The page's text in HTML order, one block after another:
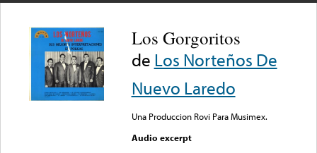
Los Gorgoritos
de Los Norteños De
Nuevo Laredo
Una Produccion Rovi Para Musimex.
Audio excerpt